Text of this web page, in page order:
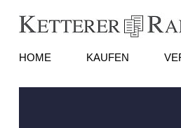
HOME KAUFEN